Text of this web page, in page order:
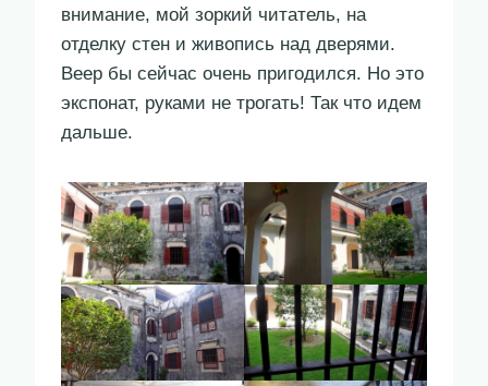
внимание, мой зоркий читатель, на
отделку стен и живопись над дверями.
Веер бы сейчас очень пригодился. Но это
экспонат, руками не трогать! Так что идем
дальше.